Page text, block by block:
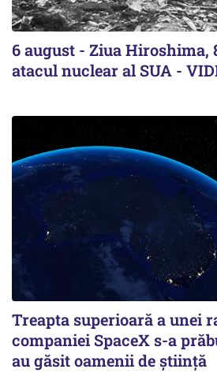
6 august - Ziua Hiroshima,
atacul nuclear al SUA -
Treapta superioară a unei
companiei SpaceX s-a
au găsit oamenii de știință